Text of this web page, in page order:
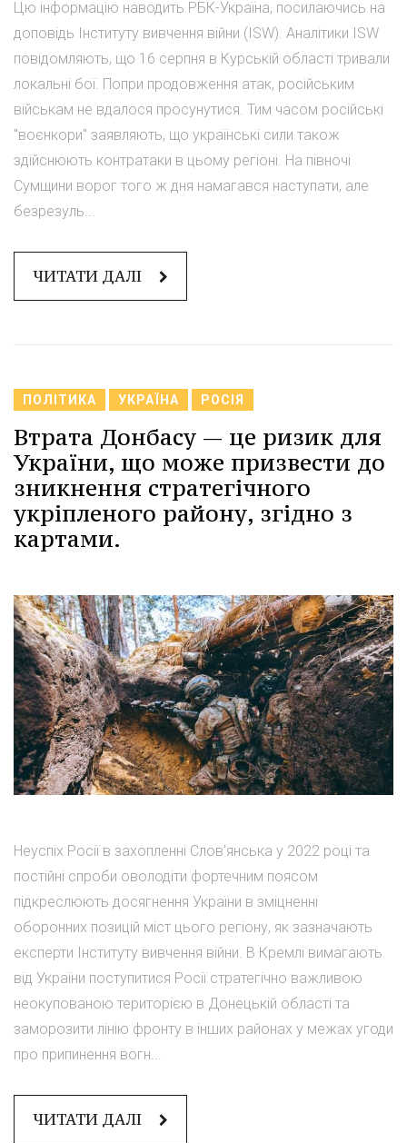
Цю інформацію наводить РБК-Україна, посилаючись на
доповідь Інституту вивчення війни (ISW). Аналітики ISW
повідомляють, що 16 серпня в Курській області тривали
локальні бої. Попри продовження атак, російським
військам не вдалося просунутися. Тим часом російські
"воєнкори" заявляють, що українські сили також
здійснюють контратаки в цьому регіоні. На півночі
Сумщини ворог того ж дня намагався наступати, але
безрезуль...
ЧИТАТИ ДАЛІ
ПОЛІТИКА УКРАЇНА РОСІЯ
Втрата Донбасу — це ризик для
України, що може призвести до
зникнення стратегічного
укріпленого району, згідно з
картами.
Неуспіх Росії в захопленні Слов'янська у 2022 році та
постійні спроби оволодіти фортечним поясом
підкреслюють досягнення України в зміцненні
оборонних позицій міст цього регіону, як зазначають
експерти Інституту вивчення війни. В Кремлі вимагають
від України поступитися Росії стратегічно важливою
неокупованою територією в Донецькій області та
заморозити лінію фронту в інших районах у межах угоди
про припинення вогн...
ЧИТАТИ ДАЛІ